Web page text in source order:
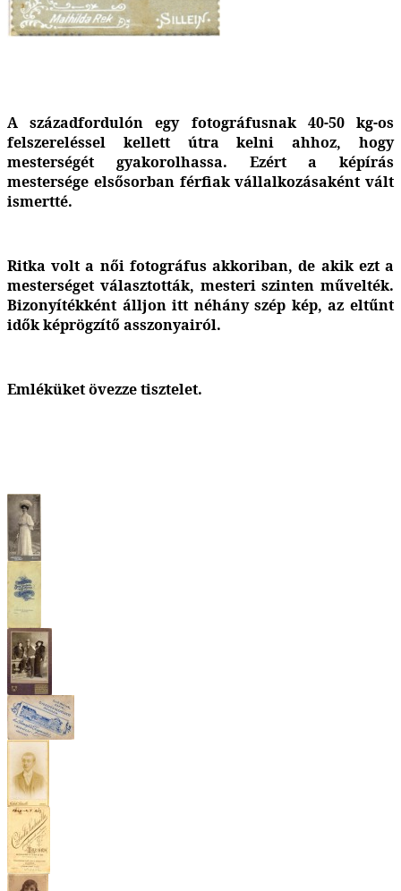
A századfordulón egy fotográfusnak 40-50 kg-os
felszereléssel kellett útra kelni ahhoz, hogy
mesterségét gyakorolhassa. Ezért a képírás
mestersége elsősorban férfiak vállalkozásaként vált
ismertté.
Ritka volt a női fotográfus akkoriban, de akik ezt a
mesterséget választották, mesteri szinten művelték.
Bizonyítékként álljon itt néhány szép kép, az eltűnt
idők képrögzítő asszonyairól.
Emléküket övezze tisztelet.